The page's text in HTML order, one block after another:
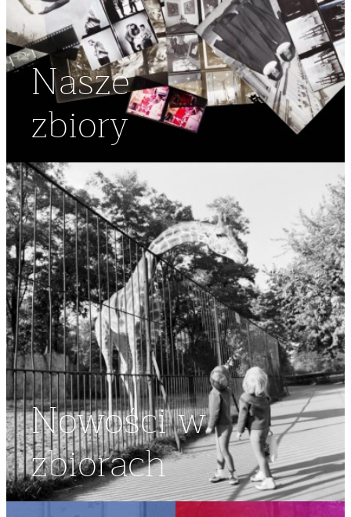
Nasze
zbiory
Nowości w
zbiorach